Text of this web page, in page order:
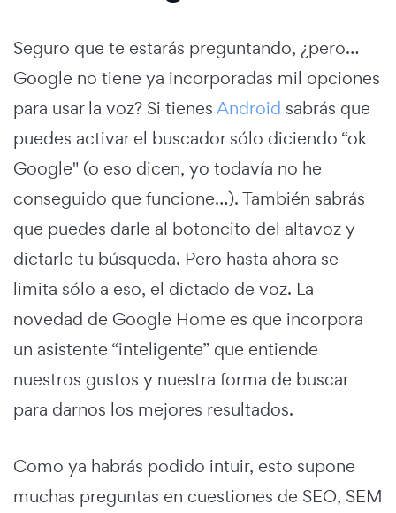
Seguro que te estarás preguntando, ¿pero…
Google no tiene ya incorporadas mil opciones
para usar la voz? Si tienesAndroid sabrás que
puedes activar el buscador sólo diciendo “ok
Google" (o eso dicen, yo todavía no he
conseguido que funcione…). También sabrás
que puedes darle al botoncito del altavoz y
dictarle tu búsqueda. Pero hasta ahora se
limita sólo a eso, el dictado de voz. La
novedad de Google Home es que incorpora
un asistente “inteligente” que entiende
nuestros gustos y nuestra forma de buscar
para darnos los mejores resultados.
Como ya habrás podido intuir, esto supone
muchas preguntas en cuestiones de SEO, SEM